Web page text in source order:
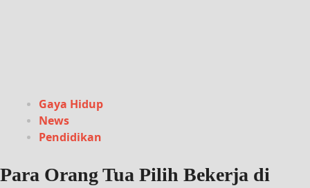
Gaya Hidup
News
Pendidikan
Para Orang Tua Pilih Bekerja di